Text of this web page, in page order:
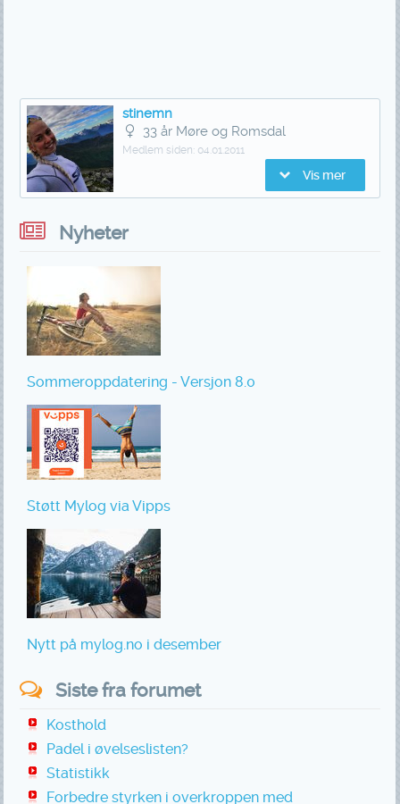
stinemn
33 år Møre og Romsdal
Medlem siden: 04.01.2011
Vis mer
Nyheter
Sommeroppdatering - Versjon 8.0
Støtt Mylog via Vipps
Nytt på mylog.no i desember
Siste fra forumet
Kosthold
Padel i øvelseslisten?
Statistikk
Forbedre styrken i overkroppen med